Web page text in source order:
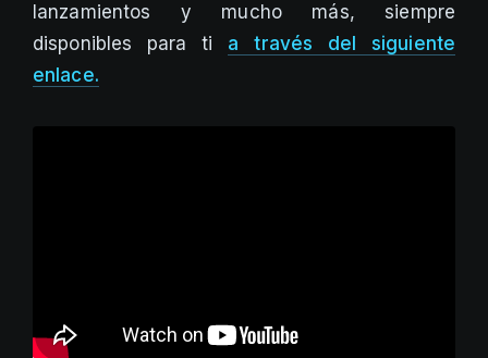
lanzamientos y mucho más, siempre
disponibles para ti a través del siguiente
enlace.